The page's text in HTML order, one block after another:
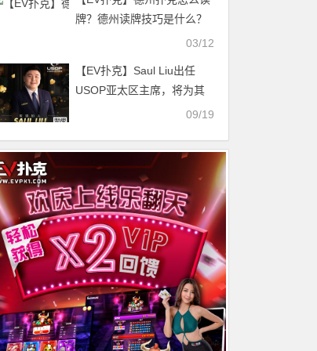
牌？德州读牌技巧是什么？
看完你也能掌握这种“超能03/12
【EV扑克】Saul Liu出任
USOP亚太区主席，将为其
09/19